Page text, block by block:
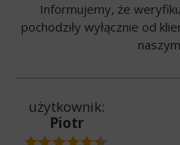
Informujemy, że
pochodziły wyłącznie od
użytkownik:
Piotr